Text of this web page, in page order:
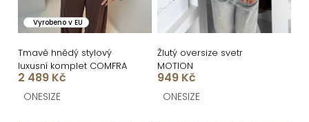
k
t
ů
o
d
u
k
Vyrobeno v EU
Tmavě hnědý stylový
luxusní komplet COMFRA
2 489 Kč
ONESIZE
Žlutý oversize svetr
MOTION
949 Kč
ONESIZE